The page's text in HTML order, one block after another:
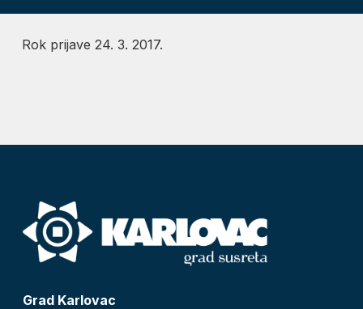
Rok prijave 24. 3. 2017.
Grad Karlovac